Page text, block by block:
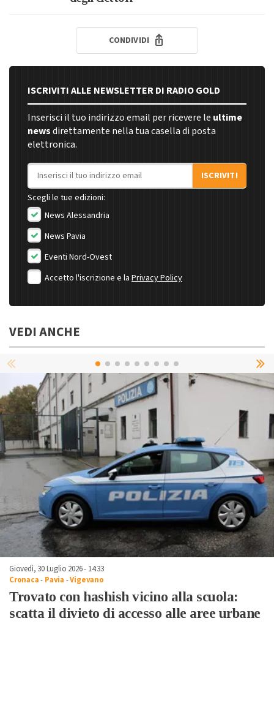
CONDIVIDI
ISCRIVITI ALLE NEWSLETTER DI RADIO GOLD
Inserisci il tuo indirizzo email per ricevere le ultime
newsdirettamente nella tua casella di posta
elettronica.
Indirizzo email
ISCRIVITI
Scegli le tue edizioni:
News Alessandria
News Pavia
Eventi Nord-Ovest
Accetto l'iscrizione e la Privacy Policy
VEDI ANCHE
Giovedì, 30 Luglio 2026 - 14:33
Cronaca- Pavia -Vigevano
Trovato con hashish vicino alla scuola:
scatta il divieto di accesso alle aree urbane